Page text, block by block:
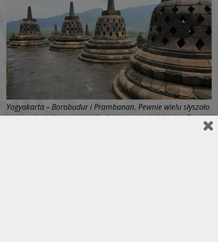
Yogyakarta – Borobudur i Prambanan. Pewnie wielu słyszało
o wypadku indonezyjskiej Air Asia na wysokości Jawy. Do dziś